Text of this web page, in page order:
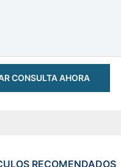
CONSULTA AHORA
RECOMENDADOS